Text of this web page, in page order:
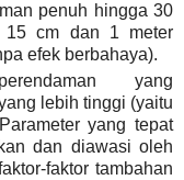
penuh hingga 30
15 cm dan 1 meter
efek berbahaya).
yang
lebih tinggi (yaitu
yang tepat
dan diawasi oleh
faktor tambahan